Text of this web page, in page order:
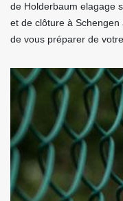
de Holderbaum elagage
et de clôture à
de vous préparer de